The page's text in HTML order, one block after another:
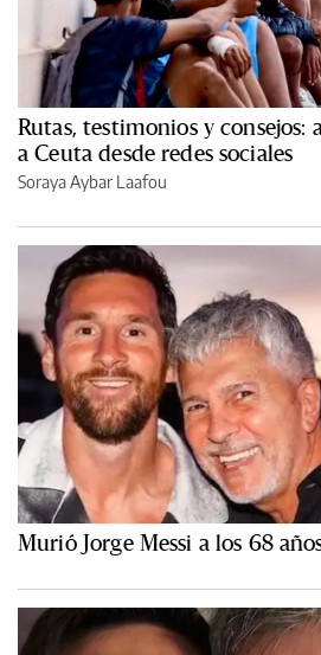
Rutas, testimonios y consejos:
a Ceuta desde redes sociales
Soraya Aybar Laafou
Murió Jorge Messi a los 68